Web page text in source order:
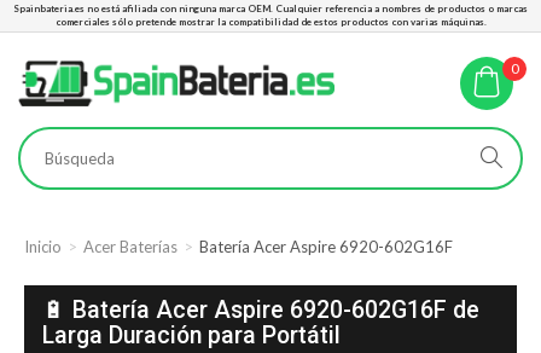
Spainbateria.es no está afiliada con ninguna marca OEM. Cualquier referencia a nombres de productos o marcas
comerciales sólo pretende mostrar la compatibilidad de estos productos con varias máquinas.
0
Inicio Acer Baterías Batería Acer Aspire 6920-602G16F
🔋 Batería Acer Aspire 6920-602G16F de
Larga Duración para Portátil